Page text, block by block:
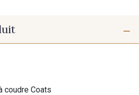
coudre Coats